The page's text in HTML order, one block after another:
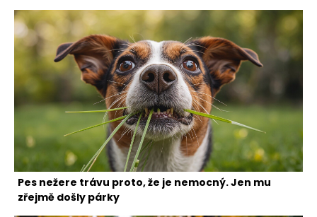
Pes nežere trávu proto, že je nemocný. Jen mu
zřejmě došly párky